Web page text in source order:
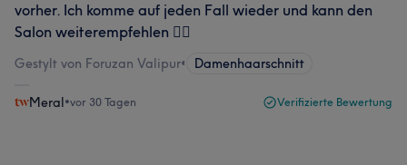
vorher. Ich komme auf jeden Fall wieder und kann den
Salon weiterempfehlen 👍🏻
Gestylt von Foruzan Valipur• Damenhaarschnitt
Meral•vor 30 Tagen Verifizierte Bewertung